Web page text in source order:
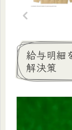
給与明細
解決策